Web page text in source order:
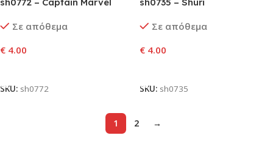
Σε απόθεμα
€ 4.00
SKU: sh0772
Σε απόθεμα
€ 4.00
SKU: sh0735
1 2 →